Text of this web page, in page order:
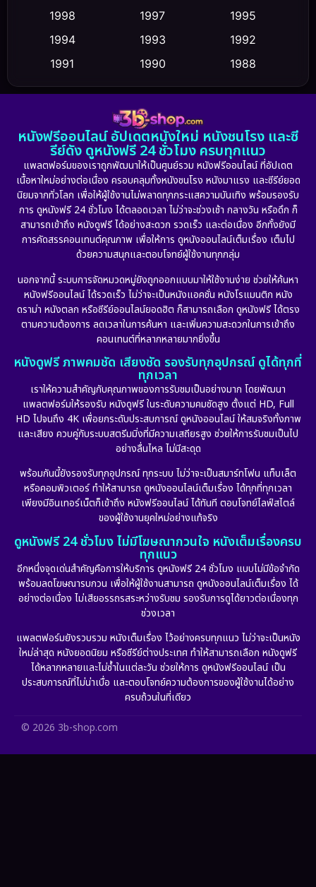
Culture (23)
Dance เต้น
Detective สืบสวน (5)
Detective สืบสวน (56)
Disaster (10)
Disney+ (23)
Drama ดราม่า (887)
Dystopian (17)
Emotional (101)
Epic มหากาพย์ (17)
Erotic (10)
Fantasy จินตนาการ (256)
Film
Gothic (6)
HBO GO (11)
HBO Max (2)
Healing
Heist (7)
1998
1997
1995
1994
1993
1992
1991
1990
1988
1986
1985
1983
1981
1974
1971 1962
หนังฟรีออนไลน์ อัปเดตหนังใหม่ หนังชนโรง และซี
รีย์ดัง ดูหนังฟรี 24 ชั่วโมง ครบทุกแนว
แพลตฟอร์มของเราถูกพัฒนาให้เป็นศูนย์รวม หนังฟรีออนไลน์ ที่อัปเดต
เนื้อหาใหม่อย่างต่อเนื่อง ครอบคลุมทั้งหนังชนโรง หนังมาแรง และซีรีย์ยอด
นิยมจากทั่วโลก เพื่อให้ผู้ใช้งานไม่พลาดทุกกระแสความบันเทิง พร้อมรองรับ
การ ดูหนังฟรี 24 ชั่วโมง ได้ตลอดเวลา ไม่ว่าจะช่วงเช้า กลางวัน หรือดึก ก็
สามารถเข้าถึง หนังดูฟรี ได้อย่างสะดวก รวดเร็ว และต่อเนื่อง อีกทั้งยังมี
การคัดสรรคอนเทนต์คุณภาพ เพื่อให้การ ดูหนังออนไลน์เต็มเรื่อง เต็มไป
ด้วยความสนุกและตอบโจทย์ผู้ใช้งานทุกกลุ่ม
นอกจากนี้ ระบบการจัดหมวดหมู่ยังถูกออกแบบมาให้ใช้งานง่าย ช่วยให้ค้นหา
หนังฟรีออนไลน์ ได้รวดเร็ว ไม่ว่าจะเป็นหนังแอคชั่น หนังโรแมนติก หนัง
ดราม่า หนังตลก หรือซีรีย์ออนไลน์ยอดฮิต ก็สามารถเลือก ดูหนังฟรี ได้ตรง
ตามความต้องการ ลดเวลาในการค้นหา และเพิ่มความสะดวกในการเข้าถึง
คอนเทนต์ที่หลากหลายมากยิ่งขึ้น
หนังดูฟรี ภาพคมชัด เสียงชัด รองรับทุกอุปกรณ์ ดูได้ทุกที่
ทุกเวลา
เราให้ความสำคัญกับคุณภาพของการรับชมเป็นอย่างมาก โดยพัฒนา
แพลตฟอร์มให้รองรับ หนังดูฟรี ในระดับความคมชัดสูง ตั้งแต่ HD, Full
HD ไปจนถึง 4K เพื่อยกระดับประสบการณ์ ดูหนังออนไลน์ ให้สมจริงทั้งภาพ
และเสียง ควบคู่กับระบบสตรีมมิ่งที่มีความเสถียรสูง ช่วยให้การรับชมเป็นไป
อย่างลื่นไหล ไม่มีสะดุด
พร้อมกันนี้ยังรองรับทุกอุปกรณ์ ทุกระบบ ไม่ว่าจะเป็นสมาร์ทโฟน แท็บเล็ต
หรือคอมพิวเตอร์ ทำให้สามารถ ดูหนังออนไลน์เต็มเรื่อง ได้ทุกที่ทุกเวลา
เพียงมีอินเทอร์เน็ตก็เข้าถึง หนังฟรีออนไลน์ ได้ทันที ตอบโจทย์ไลฟ์สไตล์
ของผู้ใช้งานยุคใหม่อย่างแท้จริง
ดูหนังฟรี 24 ชั่วโมง ไม่มีโฆษณากวนใจ หนังเต็มเรื่องครบ
ทุกแนว
อีกหนึ่งจุดเด่นสำคัญคือการให้บริการ ดูหนังฟรี 24 ชั่วโมง แบบไม่มีข้อจำกัด
พร้อมลดโฆษณารบกวน เพื่อให้ผู้ใช้งานสามารถ ดูหนังออนไลน์เต็มเรื่อง ได้
อย่างต่อเนื่อง ไม่เสียอรรถรสระหว่างรับชม รองรับการดูได้ยาวต่อเนื่องทุก
ช่วงเวลา
แพลตฟอร์มยังรวบรวม หนังเต็มเรื่อง ไว้อย่างครบทุกแนว ไม่ว่าจะเป็นหนัง
ใหม่ล่าสุด หนังยอดนิยม หรือซีรีย์ต่างประเทศ ทำให้สามารถเลือก หนังดูฟรี
ได้หลากหลายและไม่ซ้ำในแต่ละวัน ช่วยให้การ ดูหนังฟรีออนไลน์ เป็น
ประสบการณ์ที่ไม่น่าเบื่อ และตอบโจทย์ความต้องการของผู้ใช้งานได้อย่าง
ครบถ้วนในที่เดียว
© 2026 3b-shop.com